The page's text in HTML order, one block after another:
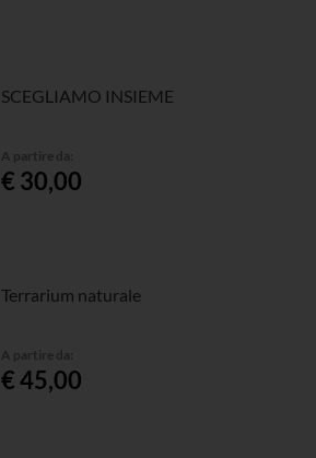
SCEGLIAMO INSIEME
A partire da:
€ 30,00
Terrarium naturale
A partire da:
€ 45,00